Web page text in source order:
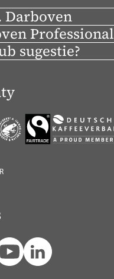
Darboven
Professional
sugestie?